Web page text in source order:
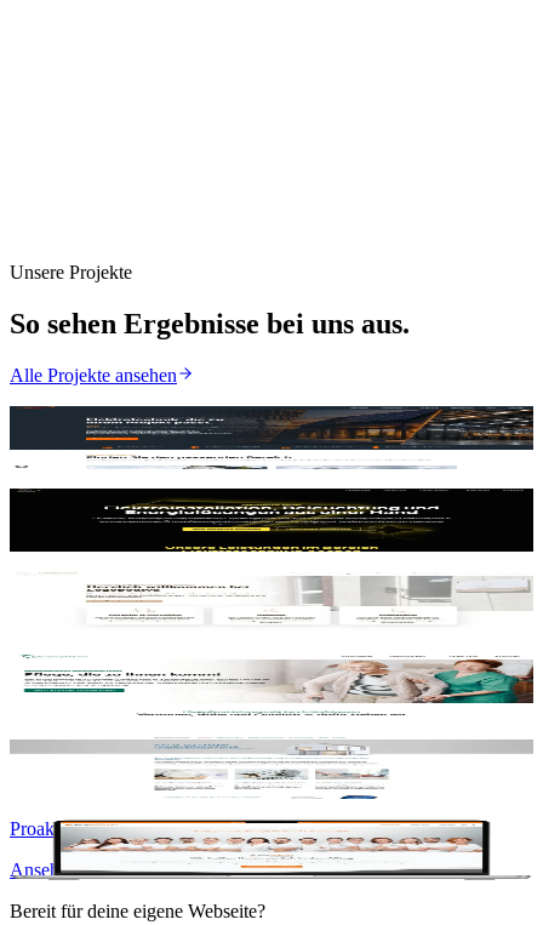
Unsere Projekte
So sehen Ergebnisse bei uns aus.
Alle Projekte ansehen
Elektro Ullrich
Jungen Elektrotechnik GmbH
Logopediya Stella Polyak
Schwarzwald Care GbR
Hausverwaltung Tellmann
Proaktive Physiotherapie
Ansehen
Bereit für deine eigene Webseite?